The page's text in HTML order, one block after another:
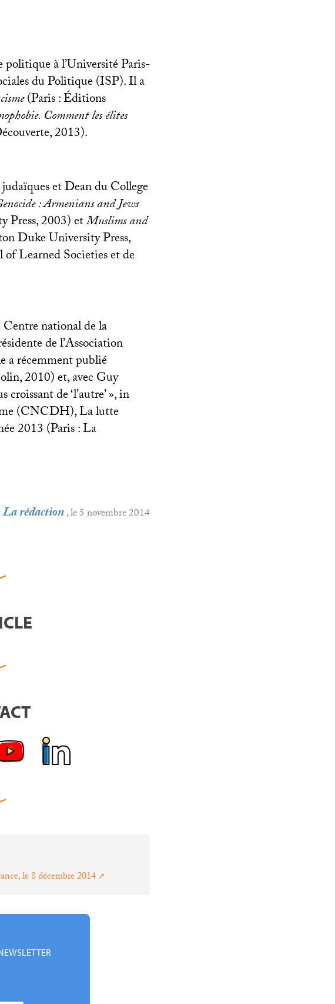
à l’Université Paris-
du Politique (ISP). Il a
(Paris : Éditions
Comment les élites
2013).
judaïques et Dean du College
: Armenians and Jews
2003) etMuslims and
Duke University Press,
Learned Societies et de
national de la
de l’Association
a récemment publié
2010) et, avec Guy
croissant de ‘l’autre’», in
(CNCDH), La lutte
2013 (Paris : La
La rédaction, le 5 novembre 2014
le 8 décembre 2014